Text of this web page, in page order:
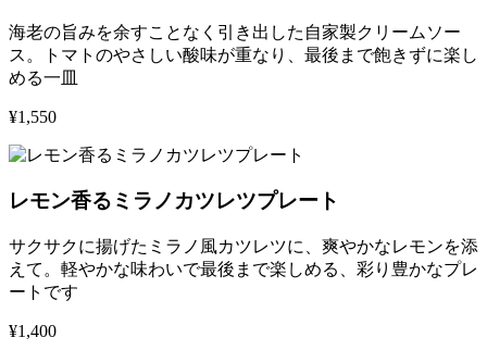
海老の旨みを余すことなく引き出した自家製クリームソー
ス。トマトのやさしい酸味が重なり、最後まで飽きずに楽し
める一皿
¥1,550
レモン香るミラノカツレツプレート
サクサクに揚げたミラノ風カツレツに、爽やかなレモンを添
えて。軽やかな味わいで最後まで楽しめる、彩り豊かなプレ
ートです
¥1,400